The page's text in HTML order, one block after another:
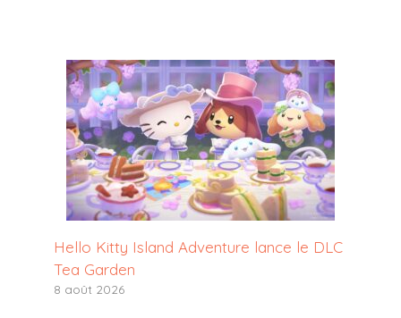
Hello Kitty Island Adventure lance le DLC
Tea Garden
8 août 2026